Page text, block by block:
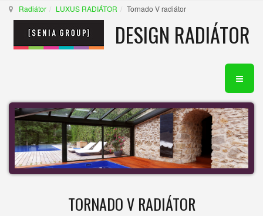
Radiátor LUXUS RADIÁTOR Tornado V radiátor
DESIGN RADIÁTOR
TORNADO V RADIÁTOR